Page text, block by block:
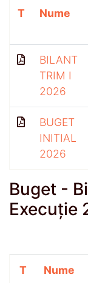
T Nume
BILANT
TRIM I
2026
BUGET
INITIAL
2026
Buget -
Execuție
T Nume